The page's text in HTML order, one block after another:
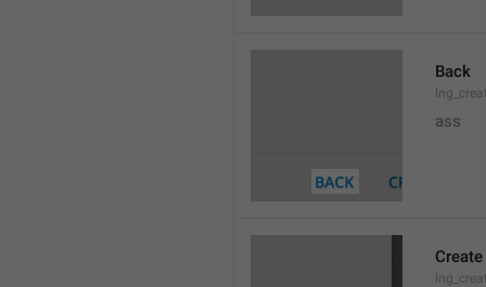
Back
ass
Create